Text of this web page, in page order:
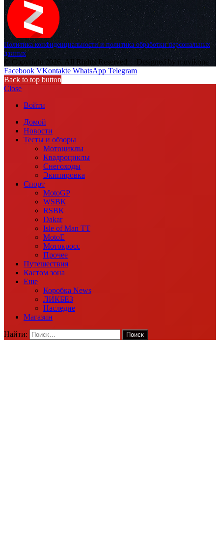
Политика конфиденциальности и политика обработки персональных
данных
© Copyright 2026, All Rights Reserved |
Designed by muvikone
Facebook VKontakte WhatsApp Telegram
Back to top button
Close
Войти
Домой
Новости
Тесты и обзоры
Мотоциклы
Квадроциклы
Снегоходы
Экипировка
Спорт
MotoGP
WSBK
RSBK
Dakar
Isle of Man TT
MotoE
Мотокросс
Прочее
Путешествия
Кастом зона
Еще
Коробка News
ЛИКБЕЗ
Наследие
Магазин
Найти: